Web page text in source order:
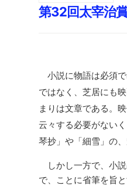
第32回太宰治
小説に物語は必須で
ではなく、芝居にも
まりは文章である。
云々する必要がない
琴抄」や「細雪」の
しかし一方で、小説
で、ことに省筆を旨